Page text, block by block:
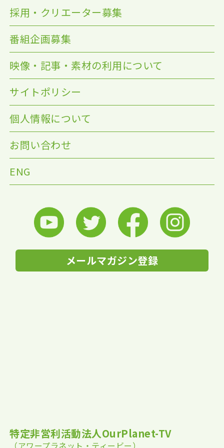
採用・クリエーター募集
番組企画募集
映像・記事・素材の利用について
サイトポリシー
個人情報について
お問い合わせ
ENG
メールマガジン登録
特定非営利活動法人OurPlanet-TV
（アワープラネット・ティービー）